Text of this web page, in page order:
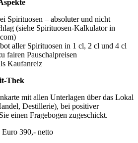
Spirituosen – absoluter und nicht
(siehe Spirituosen-Kalkulator in
aller Spirituosen in 1 cl, 2 cl und 4 cl
fairen Pauschalpreisen
Kaufanreiz
Thek
mit allen Unterlagen über das Lokal
Destillerie), bei positiver
einen Fragebogen zugeschickt.
390,- netto